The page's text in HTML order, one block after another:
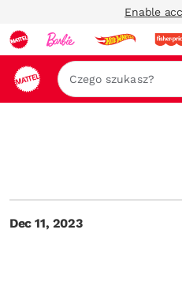
Enable
Dec 11, 2023